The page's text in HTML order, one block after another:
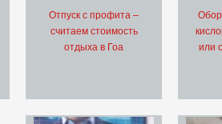
Отпуск с профита –
считаем стоимость
отдыха в Гоа
или